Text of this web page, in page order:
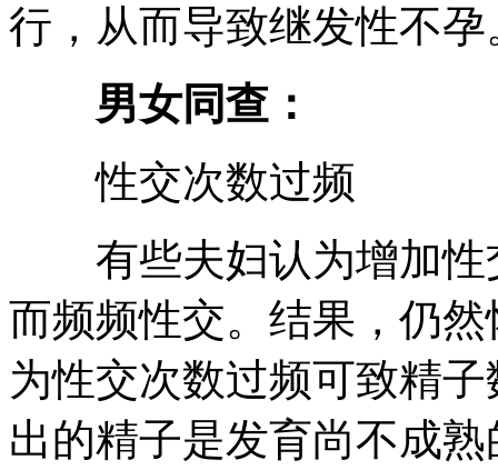
行，从而导致继发性不孕
男女同查：
性交次数过频
有些夫妇认为增加性
而频频性交。结果，仍
为性交次数过频可致精
出的精子是发育尚不成